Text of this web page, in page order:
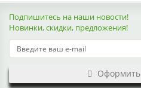
Подпишитесь на наши новости!
Новинки, скидки, предложения!
Оформить